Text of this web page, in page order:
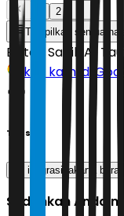
2
Tampilkan semua
Editor: Sabik Aji
Ikuti kami di
Tags
ott imigrasi jakarta barat
Sudahkah Anda